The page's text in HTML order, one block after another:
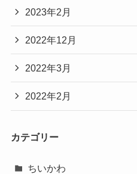
2023年2月
2022年12月
2022年3月
2022年2月
カテゴリー
ちいかわ